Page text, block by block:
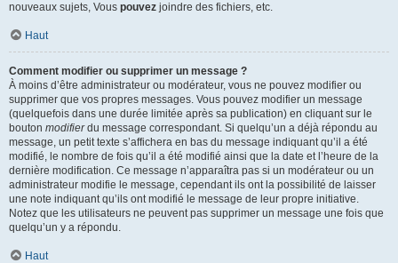
nouveaux sujets, Vous pouvez joindre des fichiers, etc.
Haut
Comment modifier ou supprimer un message ?
À moins d’être administrateur ou modérateur, vous ne pouvez modifier ou
supprimer que vos propres messages. Vous pouvez modifier un message
(quelquefois dans une durée limitée après sa publication) en cliquant sur le
bouton modifierdu message correspondant. Si quelqu’un a déjà répondu au
message, un petit texte s’affichera en bas du message indiquant qu’il a été
modifié, le nombre de fois qu’il a été modifié ainsi que la date et l’heure de la
dernière modification. Ce message n’apparaîtra pas si un modérateur ou un
administrateur modifie le message, cependant ils ont la possibilité de laisser
une note indiquant qu’ils ont modifié le message de leur propre initiative.
Notez que les utilisateurs ne peuvent pas supprimer un message une fois que
quelqu’un y a répondu.
Haut